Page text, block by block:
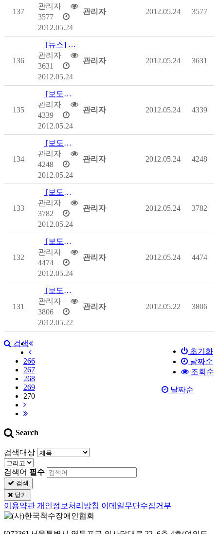
137
관리자
3577
2012.05.24
관리자 2012.05.24 3577
136
[뉴스] 장애인고용공단, 사회부문 지속가능성 1위 차지
관리자
3631
2012.05.24
관리자 2012.05.24 3631
135
[보도자료] 줄기세포 국내 연구동향을 한눈에 볼 수 있는 자리 마련
관리자
4339
2012.05.24
관리자 2012.05.24 4339
134
[보도자료] 줄기세포 국내 연구동향을 한눈에 볼 수 있는 자리 마련
관리자
4248
2012.05.24
관리자 2012.05.24 4248
133
[보도자료] 신한미소금융 장애인 자립지원 나선다
관리자
3782
2012.05.24
관리자 2012.05.24 3782
132
[보도자료] 신한미소금융 장애인 자립지원 나선다
관리자
4474
2012.05.24
관리자 2012.05.24 4474
131
[보도자료] 복지부, 공공기관 대상 중증장애인생산품 우선구매 전국순…
관리자
3806
2012.05.22
관리자 2012.05.22 3806
초기화
날짜순
조회순
날짜순
검색
266
267
268
269
270
Search
검색대상
검색어 필수
검색
닫기
이용약관 개인정보처리방침 이메일무단수집거부